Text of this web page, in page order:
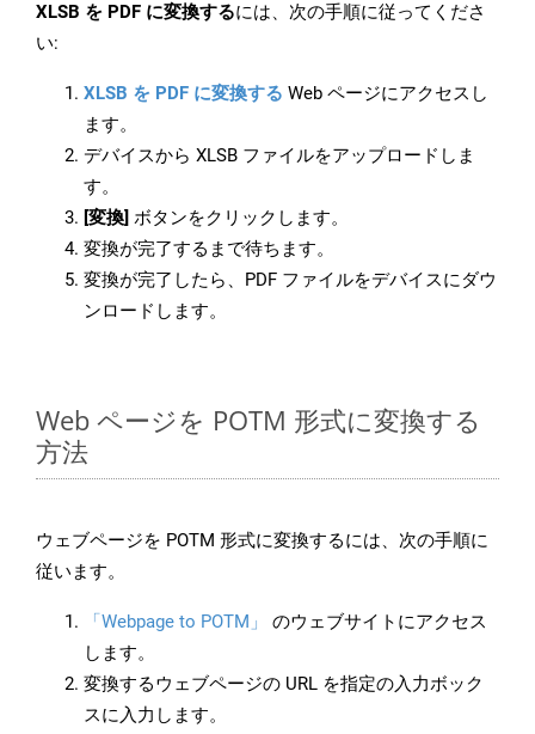
XLSB を PDF に変換するには、次の手順に従ってくださ
い:
XLSB を PDF に変換する Web ページにアクセスし
ます。
デバイスから XLSB ファイルをアップロードしま
す。
[変換] ボタンをクリックします。
変換が完了するまで待ちます。
変換が完了したら、PDF ファイルをデバイスにダウ
ンロードします。
Web ページを POTM 形式に変換する
方法
ウェブページを POTM 形式に変換するには、次の手順に
従います。
「Webpage to POTM」
のウェブサイトにアクセス
します。
変換するウェブページの URL を指定の入力ボック
スに入力します。